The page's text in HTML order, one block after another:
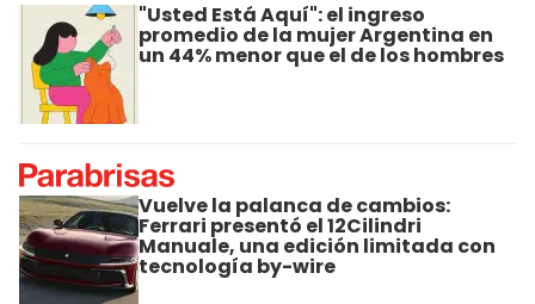
"Usted Está Aquí": el ingreso
promedio de la mujer Argentina en
un 44% menor que el de los hombres
Vuelve la palanca de cambios:
Ferrari presentó el 12Cilindri
Manuale, una edición limitada con
tecnología by-wire